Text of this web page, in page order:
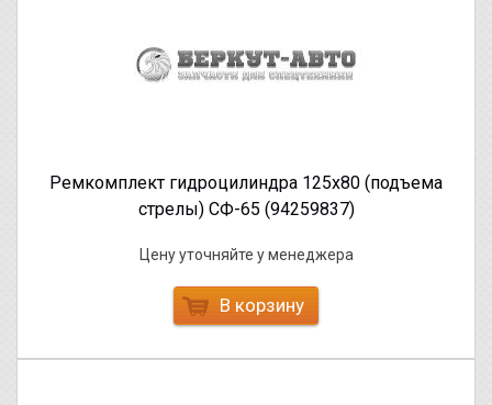
Ремкомплект гидроцилиндра 125х80 (подъема
стрелы) СФ-65 (94259837)
Цену уточняйте у менеджера
В корзину